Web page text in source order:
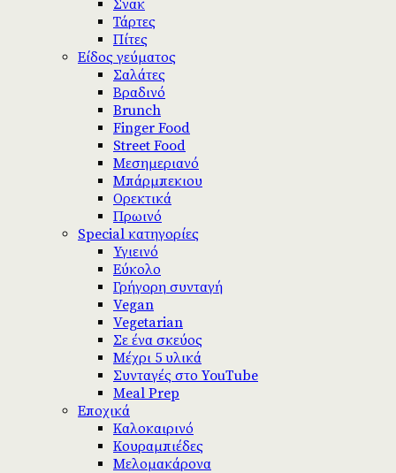
Σνακ
Τάρτες
Πίτες
Είδος γεύματος
Σαλάτες
Βραδινό
Brunch
Finger Food
Street Food
Μεσημεριανό
Μπάρμπεκιου
Ορεκτικά
Πρωινό
Special κατηγορίες
Υγιεινό
Εύκολο
Γρήγορη συνταγή
Vegan
Vegetarian
Σε ένα σκεύος
Μέχρι 5 υλικά
Συνταγές στο YouTube
Meal Prep
Εποχικά
Καλοκαιρινό
Κουραμπιέδες
Μελομακάρονα